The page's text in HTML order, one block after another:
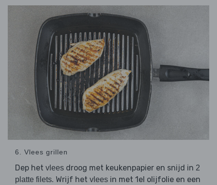
6. Vlees grillen
Dep het vlees droog met keukenpapier en snijd in 2
platte filets. Wrijf het vlees in met 1el olijfolie en een